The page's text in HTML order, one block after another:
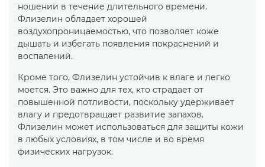
ношении в течение длительного времени.
Флизелин обладает хорошей
воздухопроницаемостью, что позволяет коже
дышать и избегать появления покраснений и
воспалений.
Кроме того, Флизелин устойчив к влаге и легко
моется. Это важно для тех, кто страдает от
повышенной потливости, поскольку удерживает
влагу и предотвращает развитие запахов.
Флизелин может использоваться для защиты кожи
в любых условиях, в том числе и во время
физических нагрузок.